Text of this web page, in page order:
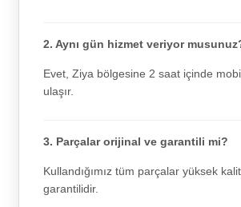
2. Aynı gün hizmet veriyor
Evet, Ziya bölgesine 2 saat içinde
ulaşır.
3. Parçalar orijinal ve garantili mi?
Kullandığımız tüm parçalar yüksek
garantilidir.